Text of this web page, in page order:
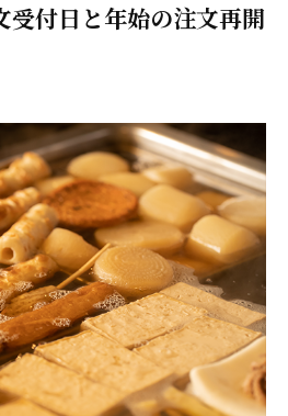
付日と年始の注文再開